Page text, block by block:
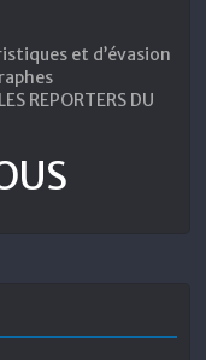
et d’évasion
REPORTERS DU